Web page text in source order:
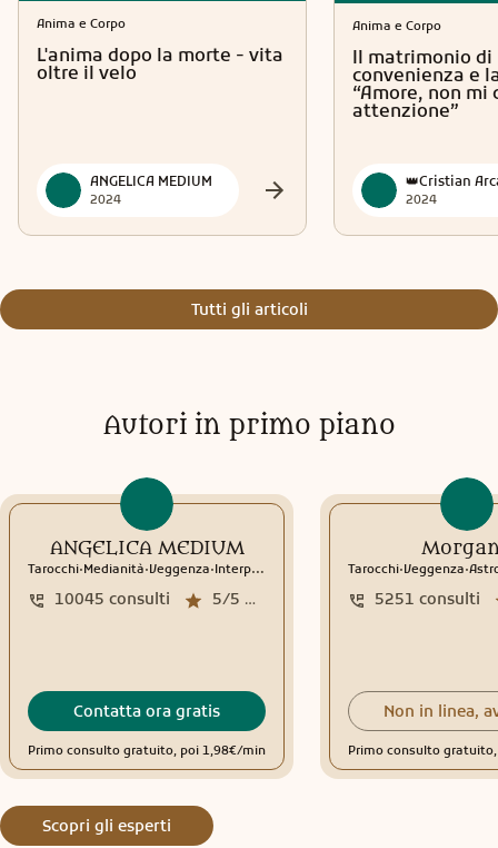
Anima e Corpo
L'anima dopo la morte - vita
oltre il velo
ANGELICA MEDIUM
2024
Anima e Corpo
Il matrimonio di
convenienza e
“Amore, non mi
attenzione”
2024
Tutti gli articoli
Autori in primo piano
ANGELICA MEDIUM
Tarocchi.Medianità.Veggenza.Interpretazione sogni Sciamanesimo Rune
5/5 media recensioni
10045 consulti
Contatta ora gratis
Primo consulto gratuito, poi 1,98€/min
Tarocchi.Veggenza.
5251 consulti
Non in linea,
Primo consulto
Scopri gli esperti